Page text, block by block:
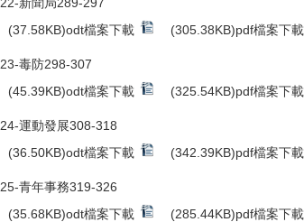
(37.58KB)odt檔案下載
(305.38KB)pdf檔案下載
23-毒防298-307
(45.39KB)odt檔案下載
(325.54KB)pdf檔案下載
24-運動發展308-318
(36.50KB)odt檔案下載
(342.39KB)pdf檔案下載
25-青年事務319-326
(35.68KB)odt檔案下載
(285.44KB)pdf檔案下載